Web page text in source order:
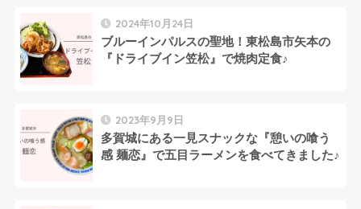
2024年10月24日
ブルーインパルスの聖地！東松島市矢本の
『ドライブイン笠松』で焼肉定食♪
2023年9月9日
多賀城にある一見スナックな『憩いの喰う
感 麺恋』で五目ラーメンを食べてきました♪